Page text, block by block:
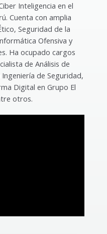
Inteligencia en el
Cuenta con amplia
Seguridad de la
Ofensiva y
Ha ocupado cargos
de Análisis de
de Seguridad,
Digital en Grupo El
otros.